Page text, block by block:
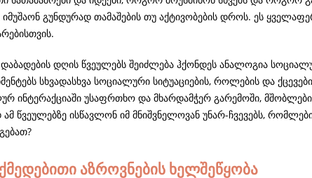
გუნდურად თამაშების თუ აქტივობების დროს. ეს
დაბადების დღის წვეულებს შეიძლება ჰქონდეს ანალოგია
სხვადასხვა სოციალური სიტუაციების, როლების და
ინტერაქციაში უსაფრთხო და მხარდამჭერ გარემოში,
წვეულებზე ისწავლონ იმ მნიშვნელოვან უნარ-ჩვევებს,
აზროვნების ხელშეწყობა